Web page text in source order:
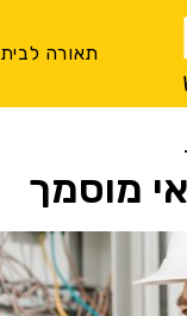
תאורה לבית
מוסמך